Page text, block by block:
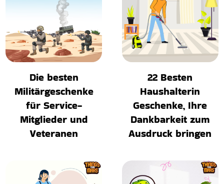
Die besten
Militärgeschenke
für Service-
Mitglieder und
Veteranen
22 Besten
Haushalterin
Geschenke, Ihre
Dankbarkeit zum
Ausdruck bringen